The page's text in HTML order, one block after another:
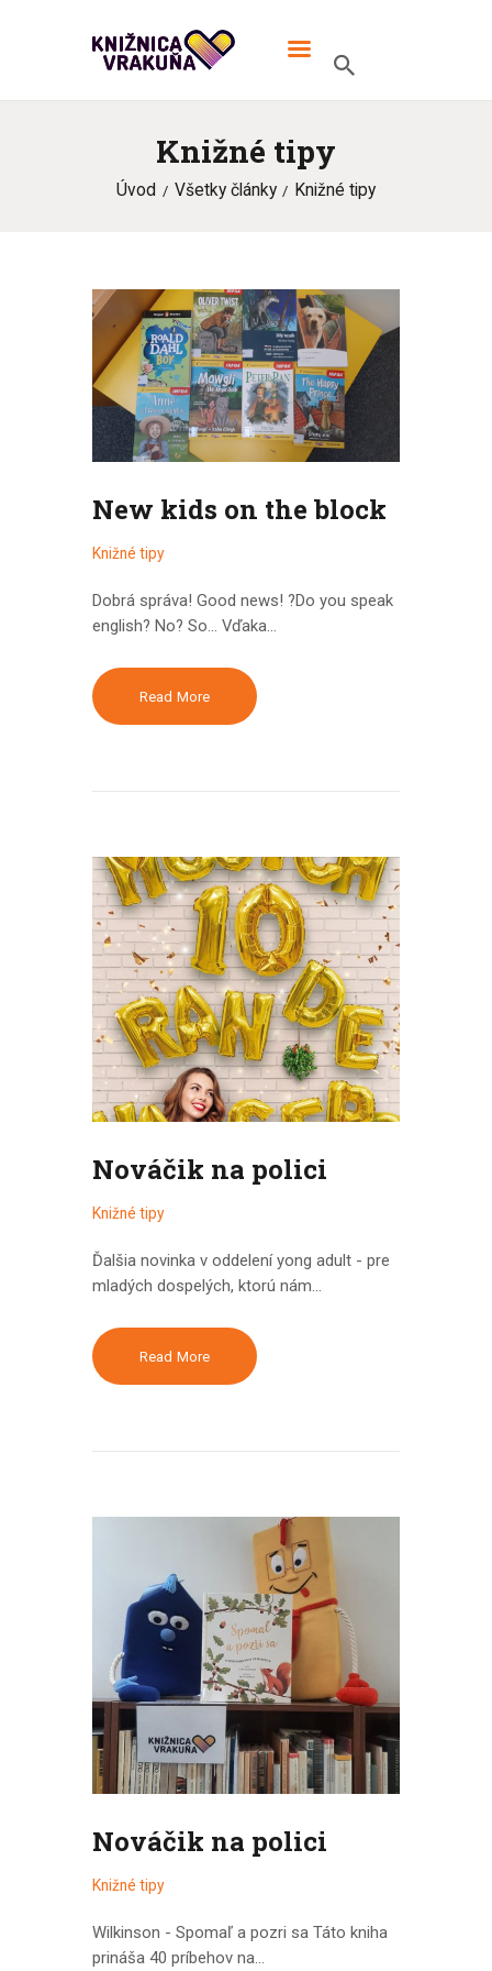
Knižné tipy
Úvod Všetky články Knižné tipy
MIESTNA KNIŽNICA VRAKUŇA
V knižnici TO žije!
ONLINE KATALÓG
New kids on the block
Knižné tipy
Dobrá správa! Good news! ?Do you speak
english? No? So... Vďaka…
Read More
Nováčik na polici
Knižné tipy
Ďalšia novinka v oddelení yong adult - pre
mladých dospelých, ktorú nám…
Read More
Nováčik na polici
Knižné tipy
Wilkinson - Spomaľ a pozri sa Táto kniha
prináša 40 príbehov na…